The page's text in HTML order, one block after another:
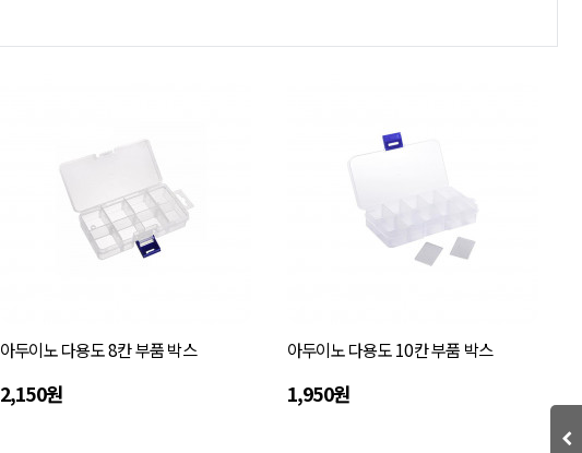
아두이노 다용도 8칸 부품 박스
2,150원
아두이노 다용도 10칸 부품 박스
1,950원